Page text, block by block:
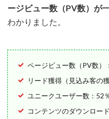
ージビュー数（PV数）が
わかりました。
ページビュー数（PV数）
リード獲得（見込み客の
ユニークユーザー数：52
コンテンツのダウンロー